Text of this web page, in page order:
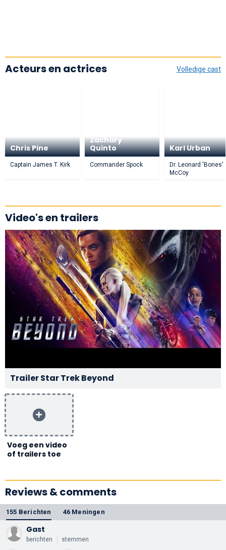
Volledige cast
Acteurs en actrices
Chris Pine
Captain James T. Kirk
Zachary
Quinto
Commander Spock
Karl Urban
Dr. Leonard 'Bones'
McCoy
Video's en trailers
Trailer Star Trek Beyond
Voeg een video
of trailers toe
Reviews & comments
155 Berichten 46 Meningen
Gast
berichten stemmen